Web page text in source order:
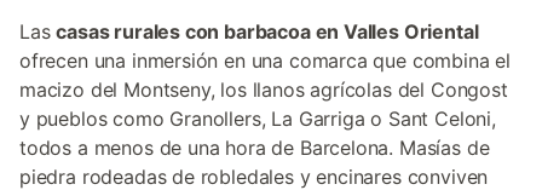
Lascasas rurales con barbacoa en Valles Oriental
ofrecen una inmersión en una comarca que combina el
macizo del Montseny, los llanos agrícolas del Congost
y pueblos como Granollers, La Garriga o Sant Celoni,
todos a menos de una hora de Barcelona. Masías de
piedra rodeadas de robledales y encinares conviven